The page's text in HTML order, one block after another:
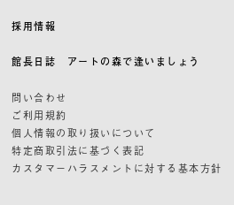
採用情報
館長日誌 アートの森で逢いましょう
問い合わせ
ご利用規約
個人情報の取り扱いについて
特定商取引法に基づく表記
カスタマーハラスメントに対する基本方針